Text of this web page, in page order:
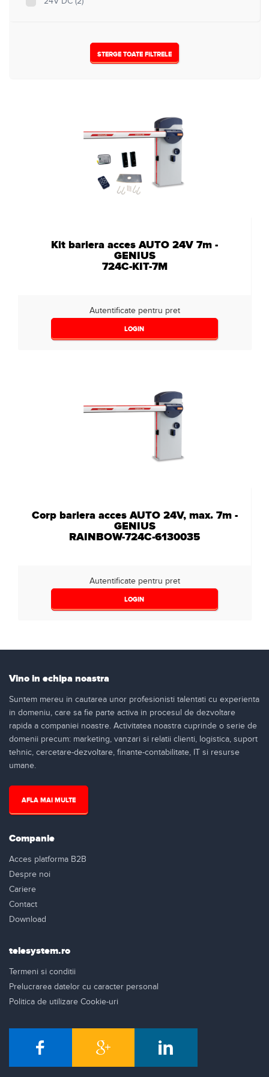
7(2)
STERGE TOATE FILTRELE
Kit bariera acces AUTO 24V 7m -
GENIUS
724C-KIT-7M
Autentificate pentru pret
LOGIN
Corp bariera acces AUTO 24V, max. 7m -
GENIUS
RAINBOW-724C-6130035
Autentificate pentru pret
LOGIN
Vino in echipa noastra
Suntem mereu in cautarea unor profesionisti talentati cu experienta
in domeniu, care sa fie parte activa in procesul de dezvoltare
rapida a companiei noastre. Activitatea noastra cuprinde o serie de
domenii precum: marketing, vanzari si relatii clienti, logistica, suport
tehnic, cercetare-dezvoltare, finante-contabilitate, IT si resurse
umane.
AFLA MAI MULTE
Companie
Acces platforma B2B
Despre noi
Cariere
Contact
Download
telesystem.ro
Termeni si conditii
Prelucrarea datelor cu caracter personal
Politica de utilizare Cookie-uri